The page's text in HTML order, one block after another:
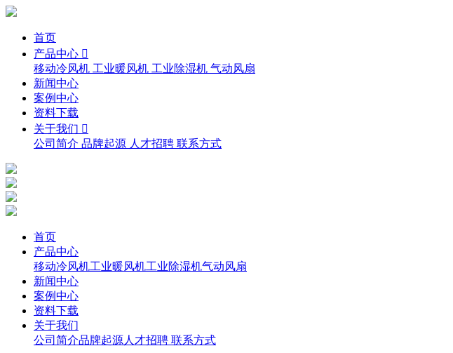
首页
产品中心 
移动冷风机 工业暖风机 工业除湿机 气动风扇
新闻中心
案例中心
资料下载
关于我们 
公司简介 品牌起源 人才招聘 联系方式
首页
产品中心
移动冷风机工业暖风机工业除湿机气动风扇
新闻中心
案例中心
资料下载
关于我们
公司简介品牌起源人才招聘 联系方式